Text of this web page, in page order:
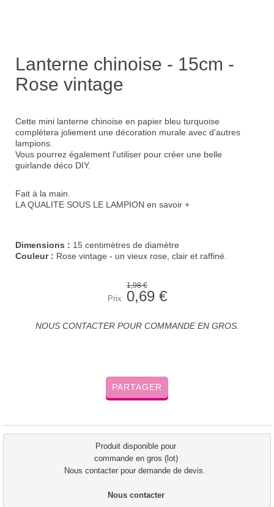
Lanterne chinoise - 15cm -
Rose vintage
Cette mini lanterne chinoise en papier bleu turquoise
complètera joliement une décoration murale avec d'autres
lampions.
Vous pourrez également l'utiliser pour créer une belle
guirlande déco DIY.
Fait à la main.
LA QUALITE SOUS LE LAMPION en savoir +
Dimensions : 15 centimètres de diamètre
Couleur : Rose vintage - un vieux rose, clair et raffiné.
1,98 €
Prix 0,69 €
NOUS CONTACTER POUR COMMANDE EN GROS.
PARTAGER
Produit disponible pour
commande en gros (lot)
Nous contacter pour demande de devis.
Nous contacter